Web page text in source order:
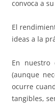
convoca a
El
ideas a la
En nuestro
(aunque
ocurre
tangibles,